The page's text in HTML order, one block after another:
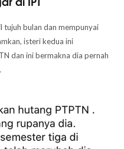
tujuh bulan dan mempunyai
isteri kedua ini
dan ini bermakna dia pernah